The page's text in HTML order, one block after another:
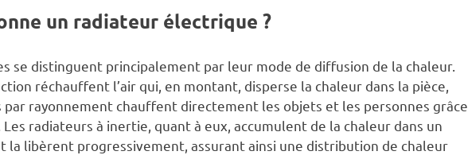
un radiateur électrique ?
se distinguent principalement par leur mode de diffusion de la chaleur.
réchauffent l’air qui, en montant, disperse la chaleur dans la pièce,
par rayonnement chauffent directement les objets et les personnes grâce
radiateurs à inertie, quant à eux, accumulent de la chaleur dans un
la libèrent progressivement, assurant ainsi une distribution de chaleur